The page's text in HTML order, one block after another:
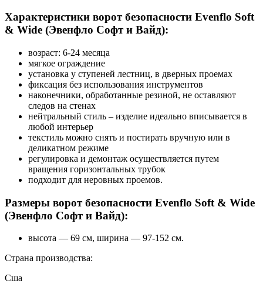
Характеристики ворот безопасности Evenflo Soft
& Wide (Эвенфло Софт и Вайд):
возраст: 6-24 месяца
мягкое ограждение
установка у ступеней лестниц, в дверных проемах
фиксация без использования инструментов
наконечники, обработанные резиной, не оставляют
следов на стенах
нейтральный стиль – изделие идеально вписывается в
любой интерьер
текстиль можно снять и постирать вручную или в
деликатном режиме
регулировка и демонтаж осуществляется путем
вращения горизонтальных трубок
подходит для неровных проемов.
Размеры ворот безопасности Evenflo Soft & Wide
(Эвенфло Софт и Вайд):
высота — 69 см, ширина — 97-152 см.
Страна производства:
Сша